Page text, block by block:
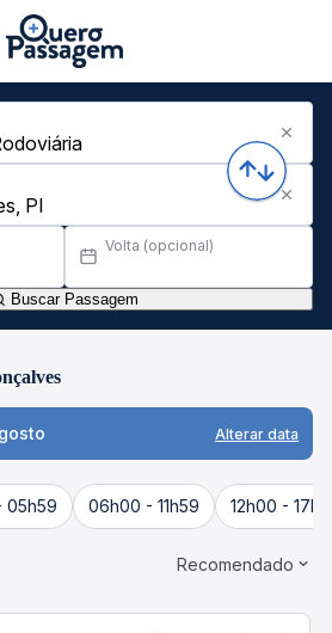
Volta (opcional)
Buscar Passagem
Alterar data
05h59 06h00 - 11h59 12h00 -
Recomendado